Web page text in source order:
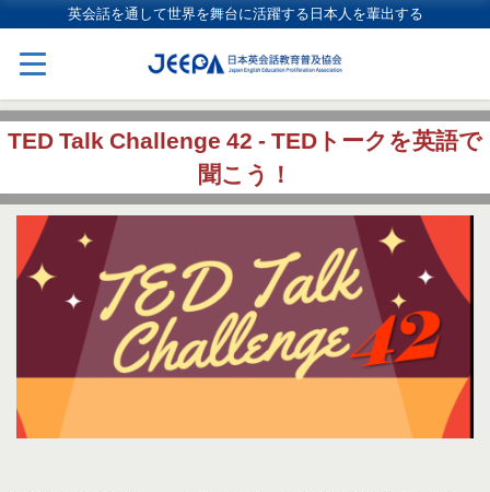
英会話を通して世界を舞台に活躍する日本人を輩出する
TED Talk Challenge 42 - TEDトークを英語で
聞こう！